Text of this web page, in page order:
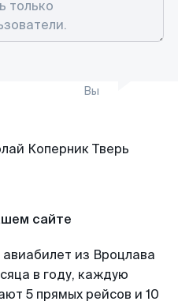
Вы
сайте
из Вроцлава
в году, каждую
5 прямых рейсов и 10